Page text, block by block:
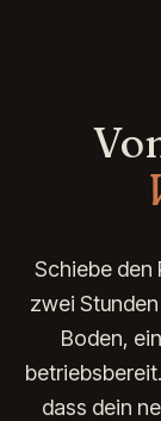
Schiebe den
zwei
Boden,
dass dein